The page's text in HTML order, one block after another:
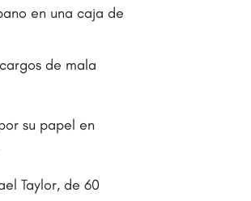
en una caja de
de mala
su papel en
Taylor, de 60